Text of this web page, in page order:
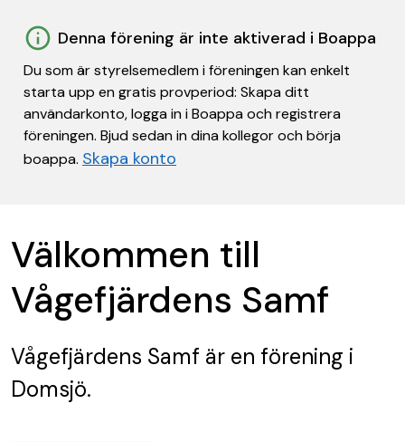
Denna förening är inte aktiverad i Boappa
Du som är styrelsemedlem i föreningen kan enkelt
starta upp en gratis provperiod: Skapa ditt
användarkonto, logga in i Boappa och registrera
föreningen. Bjud sedan in dina kollegor och börja
boappa. Skapa konto
Välkommen till
Vågefjärdens Samf
Vågefjärdens Samf är en förening i
Domsjö.